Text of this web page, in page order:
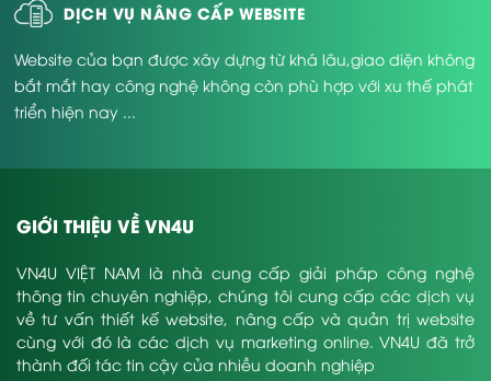
DỊCH VỤ NÂNG CẤP WEBSITE
Website của bạn được xây dựng từ khá lâu,giao diện không
bắt mắt hay công nghệ không còn phù hợp với xu thế phát
triển hiện nay ...
GIỚI THIỆU VỀ VN4U
VN4U VIỆT NAM là nhà cung cấp giải pháp công nghệ
thông tin chuyên nghiệp, chúng tôi cung cấp các dịch vụ
về tư vấn thiết kế website, nâng cấp và quản trị website
cùng với đó là các dịch vụ marketing online. VN4U đã trở
thành đối tác tin cậy của nhiều doanh nghiệp